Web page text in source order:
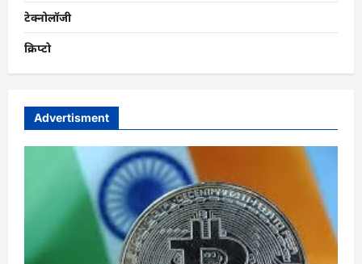
टेक्नोलॉजी
क्रिप्टो
Advertisment